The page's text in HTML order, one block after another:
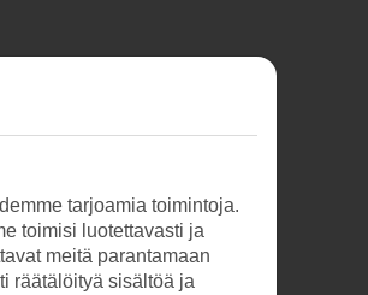
tarjoamia toimintoja.
toimisi luotettavasti ja
meitä parantamaan
räätälöityä sisältöä ja